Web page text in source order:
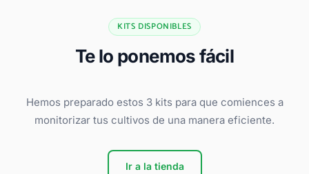
KITS DISPONIBLES
Te lo ponemos fácil
Hemos preparado estos 3 kits para que comiences a
monitorizar tus cultivos de una manera eficiente.
Ir a la tienda